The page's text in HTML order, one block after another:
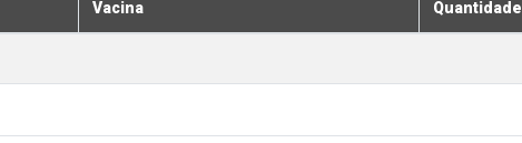
Vacina Quantidade